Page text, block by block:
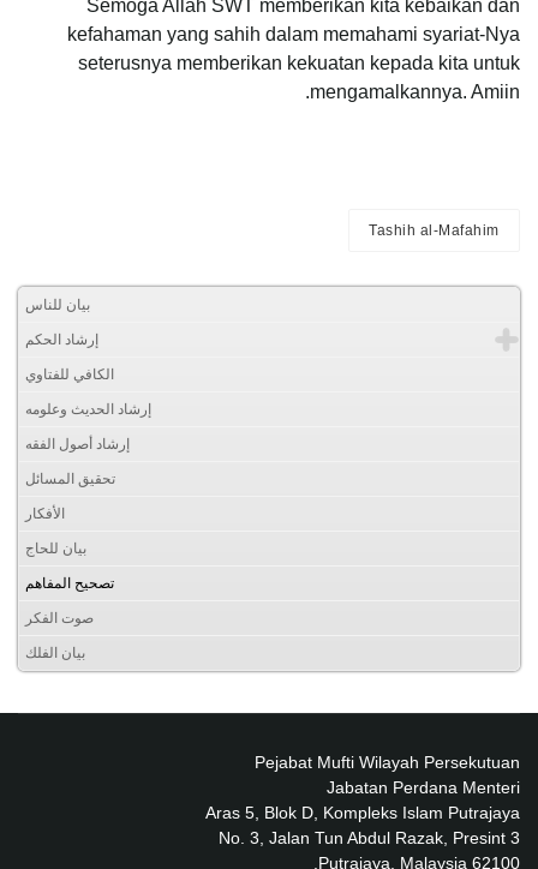
Semoga Allah SWT memberikan kita kebaikan dan
kefahaman yang sahih dalam memahami syariat-Nya
seterusnya memberikan kekuatan kepada kita untuk
mengamalkannya. Amiin.
Tashih al-Mafahim
بيان للناس
إرشاد الحكم
الكافي للفتاوي
إرشاد الحديث وعلومه
إرشاد أصول الفقه
تحقيق المسائل
الأفكار
بيان للحاج
تصحيح المفاهم
صوت الفكر
بيان الفلك
Pejabat Mufti Wilayah Persekutuan
Jabatan Perdana Menteri
Aras 5, Blok D, Kompleks Islam Putrajaya
No. 3, Jalan Tun Abdul Razak, Presint 3
62100 Putrajaya, Malaysia.